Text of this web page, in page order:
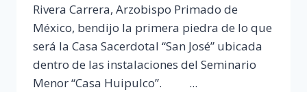
Rivera Carrera, Arzobispo Primado de
México, bendijo la primera piedra de lo que
será la Casa Sacerdotal “San José” ubicada
dentro de las instalaciones del Seminario
Menor “Casa Huipulco”. ...